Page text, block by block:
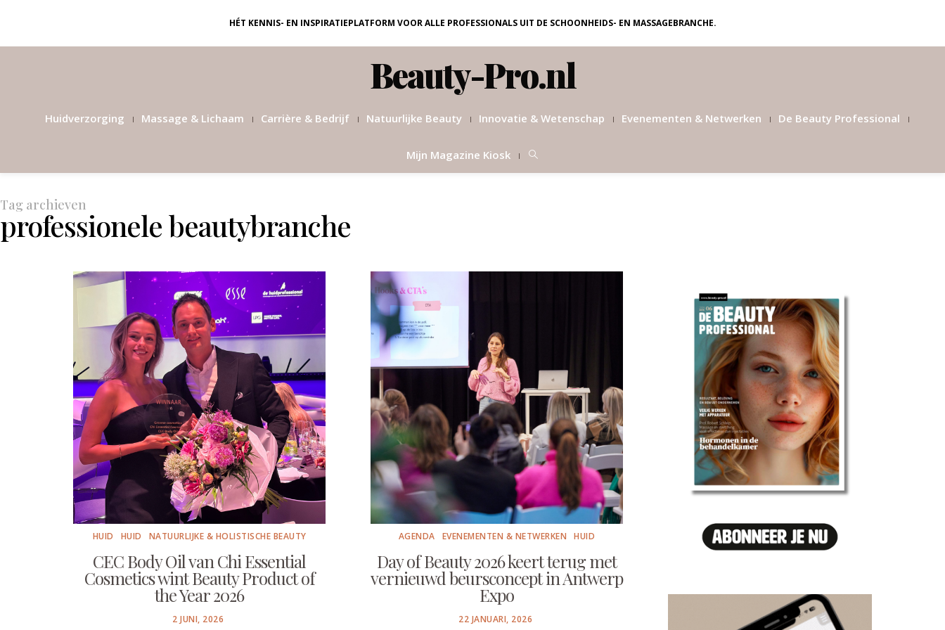
HÉT KENNIS- EN INSPIRATIEPLATFORM VOOR ALLE PROFESSIONALS UIT DE SCHOONHEIDS- EN MASSAGEBRANCHE.
Beauty-Pro.nl
Huidverzorging Massage & Lichaam Carrière & Bedrijf Natuurlijke Beauty Innovatie & Wetenschap Evenementen & Netwerken De Beauty Professional
Mijn Magazine Kiosk
Tag archieven
professionele beautybranche
HUID HUID NATUURLIJKE & HOLISTISCHE BEAUTY
CEC Body Oil van Chi Essential
Cosmetics wint Beauty Product of
the Year 2026
POSTED
2 JUNI, 2026
AGENDA EVENEMENTEN & NETWERKEN HUID
Day of Beauty 2026 keert terug met
vernieuwd beursconcept in Antwerp
Expo
POSTED
22 JANUARI, 2026